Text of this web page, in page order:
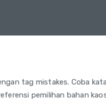
tag mistakes. Coba
pemilihan bahan